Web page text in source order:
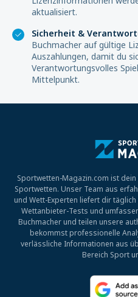
aktualisiert.
Sicherheit &
Buchmacher auf gültige
Auszahlungen, damit du
Verantwortungsvolles
Mittelpunkt.
Sportwetten-Magazin.com ist
Sportwetten. Unser Team aus
und Wett-Experten liefert dir
Wettanbieter-Tests und
Buchmacher und teilen unsere
bekommst professionelle
verlässliche Informationen aus
Bereich Sport